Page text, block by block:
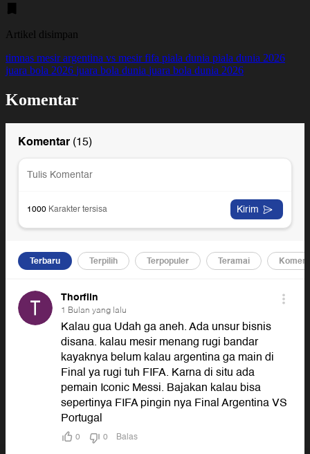
Artikel disimpan
timnas mesirargentina vs mesirfifa piala dunia piala dunia 2026
juara bola 2026 juara bola dunia juara bola dunia 2026
Komentar